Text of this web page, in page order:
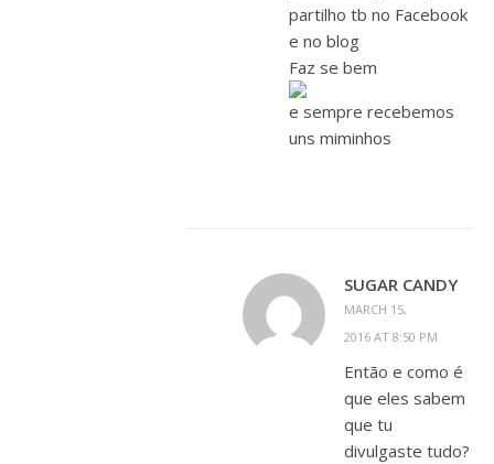
partilho tb no Facebook
e no blog
Faz se bem
e sempre recebemos
uns miminhos
SUGAR CANDY
MARCH 15,
2016 AT 8:50 PM
Então e como é
que eles sabem
que tu
divulgaste tudo?